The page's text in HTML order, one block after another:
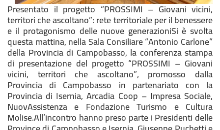
Presentato il progetto “PROSSIMI – Giovani vicini,
territori che ascoltano”: rete territoriale per il benessere
e il protagonismo delle nuove generazioniSi è svolta
questa mattina, nella Sala Consiliare “Antonio Carlone”
della Provincia di Campobasso, la conferenza stampa
di presentazione del progetto “PROSSIMI – Giovani
vicini, territori che ascoltano”, promosso dalla
Provincia di Campobasso in partenariato con la
Provincia di Isernia, Arcadia Coop – Impresa Sociale,
NuovAssistenza e Fondazione Turismo e Cultura
Molise.All’incontro hanno preso parte i Presidenti delle